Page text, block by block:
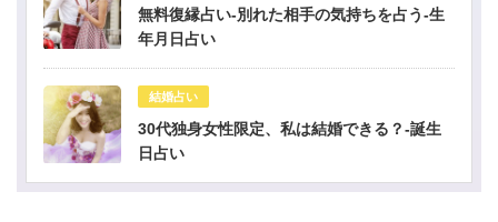
無料復縁占い-別れた相手の気持ちを占う-生
年月日占い
結婚占い
30代独身女性限定、私は結婚できる？-誕生
日占い